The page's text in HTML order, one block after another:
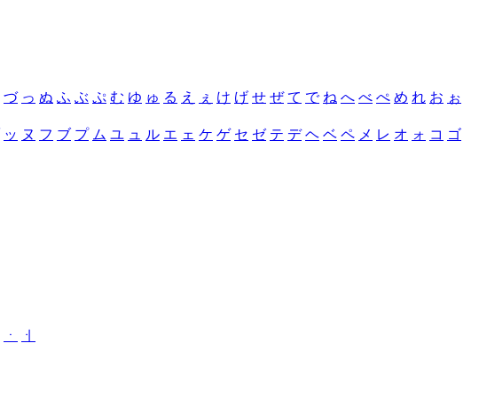
づ っ ぬ ふ ぶ ぷ む ゆ ゅ る え ぇ け げ せ ぜ て で ね へ べ ぺ め れ お ぉ
ッ ヌ フ ブ プ ム ユ ュ ル エ ェ ケ ゲ セ ゼ テ デ ヘ ベ ペ メ レ オ ォ コ ゴ
ㆍ
ㆎ